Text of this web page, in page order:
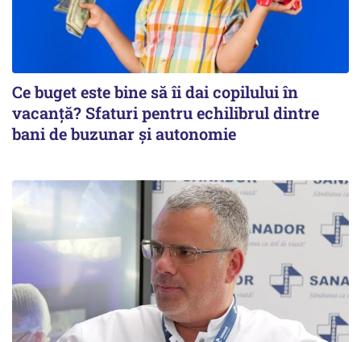
Ce buget este bine să îi dai copilului în
vacanță? Sfaturi pentru echilibrul dintre
bani de buzunar și autonomie